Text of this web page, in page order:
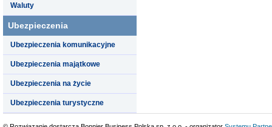
Waluty
Ubezpieczenia
Ubezpieczenia komunikacyjne
Ubezpieczenia majątkowe
Ubezpieczenia na życie
Ubezpieczenia turystyczne